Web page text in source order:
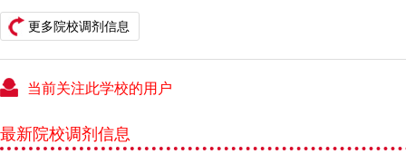
更多院校调剂信息
当前关注此学校的用户
最新院校调剂信息